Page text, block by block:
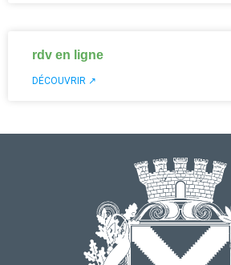
rdv en ligne
DÉCOUVRIR ↗